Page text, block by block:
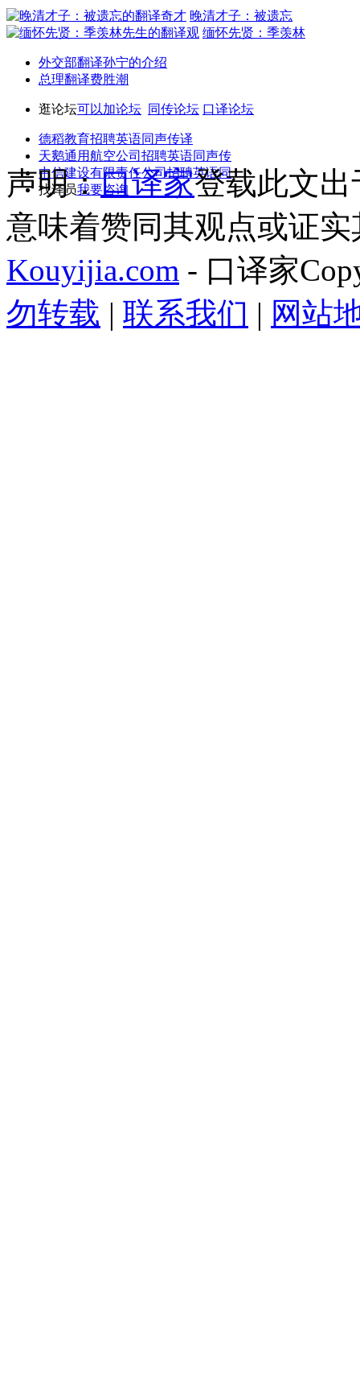
晚清才子：被遗忘
缅怀先贤：季羡林
外交部翻译孙宁的介绍
总理翻译费胜潮
逛论坛可以加论坛 同传论坛 口译论坛
德稻教育招聘英语同声传译
天鹅通用航空公司招聘英语同声传
中信建设有限责任公司招聘英语同
找译员我要咨询
声明：口译家登载此文
意味着赞同其观点或证
Kouyijia.com - 口译家
勿转载 | 联系我们 | 网站